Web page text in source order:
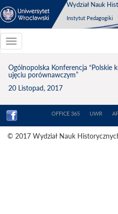
Wydział Nauk
Instytut Pedagogiki
Toggle
navigationToggle
Ogólnopolska Konferencja “Polskie
ujęciu porównawczym”
20 Listopad, 2017
OFFICE 365 UWR
© 2017 Wydział Nauk